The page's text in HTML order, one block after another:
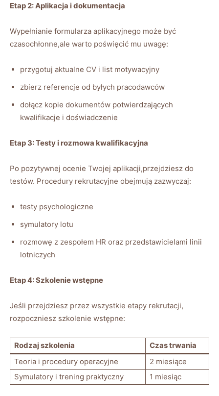
Etap 2: Aplikacja i dokumentacja
Wypełnianie formularza aplikacyjnego może być
czasochłonne,ale warto poświęcić mu uwagę:
przygotuj aktualne CV i list motywacyjny
zbierz referencje od byłych pracodawców
dołącz kopie dokumentów potwierdzających
kwalifikacje i doświadczenie
Etap 3: Testy i rozmowa kwalifikacyjna
Po pozytywnej ocenie Twojej aplikacji,przejdziesz do
testów. Procedury rekrutacyjne obejmują zazwyczaj:
testy psychologiczne
symulatory lotu
rozmowę z zespołem HR oraz przedstawicielami linii
lotniczych
Etap 4: Szkolenie wstępne
Jeśli przejdziesz przez wszystkie etapy rekrutacji,
rozpoczniesz szkolenie wstępne:
Rodzaj szkolenia
Czas trwania
Teoria i procedury operacyjne
2 miesiące
Symulatory i trening praktyczny
1 miesiąc